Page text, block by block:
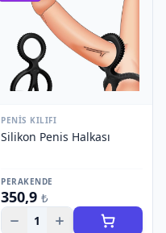
PENIS KILIFI
Silikon Penis Halkası
PERAKENDE
350,9 ₺
1